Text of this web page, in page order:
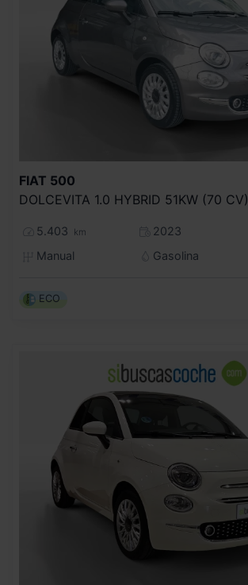
FIAT 500
DOLCEVITA 1.0 HYBRID 51KW (70 CV)
5.403 km
2023
Manual
Gasolina
ECO